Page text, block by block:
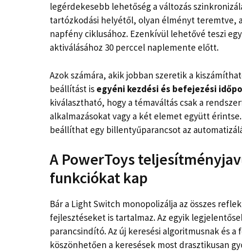
legérdekesebb lehetőség a változás
tartózkodási helyétől, olyan élményt teremtve,
napfény ciklusához. Ezenkívül lehetővé teszi
aktiválásához 30 perccel naplemente előtt.
Azok számára, akik jobban szeretik a
beállítást is egyéni kezdési és befejezési
kiválasztható, hogy a témaváltás csak a
alkalmazásokat vagy a két elemet együtt
beállíthat egy billentyűparancsot az
A PowerToys
funkciókat kap
Bár a Light Switch monopolizálja az összes
fejlesztéseket is tartalmaz. Az egyik
parancsindító. Az új keresési algoritmusnak és
köszönhetően a keresések most drasztikusan